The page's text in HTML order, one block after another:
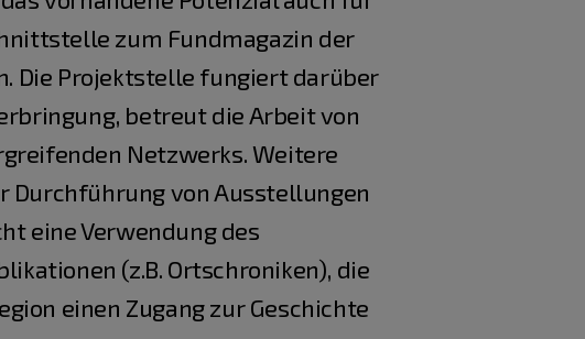
zum Fundmagazin der
Die Projektstelle fungiert darüber
betreut die Arbeit von
Netzwerks. Weitere
von Ausstellungen
eine Verwendung des
(z.B. Ortschroniken), die
einen Zugang zur Geschichte